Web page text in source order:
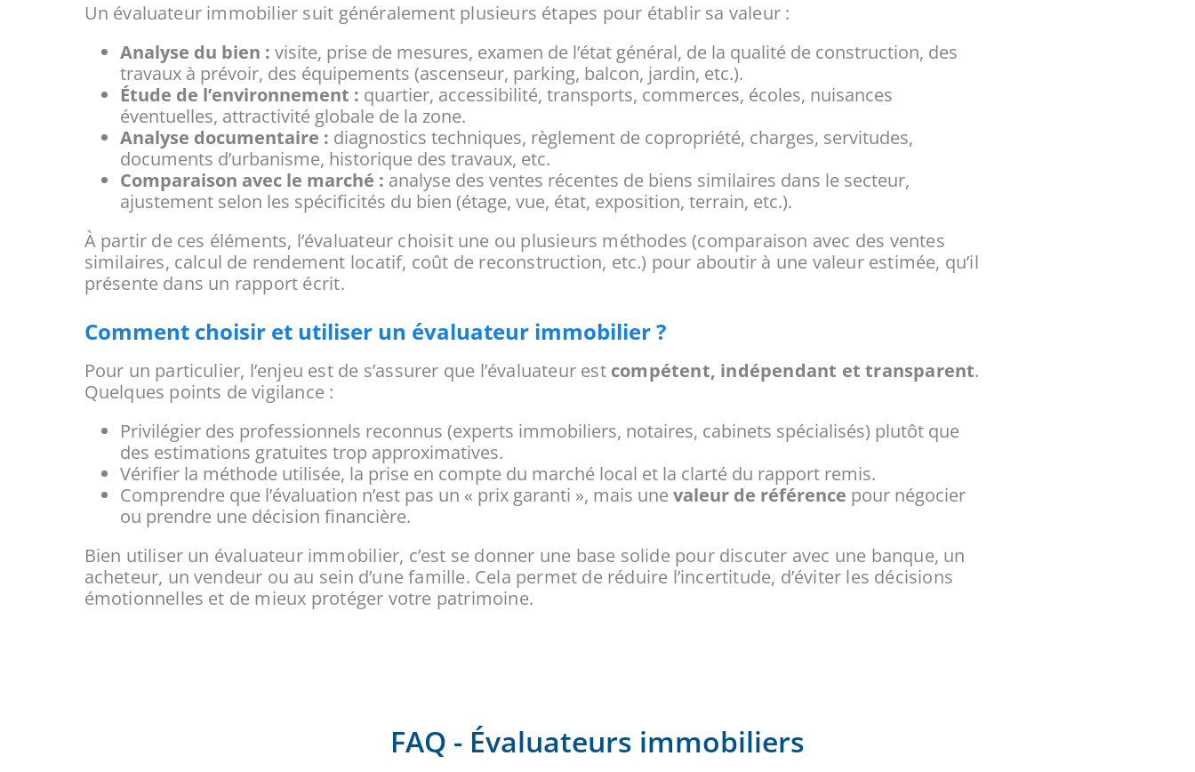
Un évaluateur immobilier suit généralement plusieurs étapes pour établir sa valeur :
Analyse du bien : visite, prise de mesures, examen de l’état général, de la qualité de construction, des
travaux à prévoir, des équipements (ascenseur, parking, balcon, jardin, etc.).
Étude de l’environnement : quartier, accessibilité, transports, commerces, écoles, nuisances
éventuelles, attractivité globale de la zone.
Analyse documentaire : diagnostics techniques, règlement de copropriété, charges, servitudes,
documents d’urbanisme, historique des travaux, etc.
Comparaison avec le marché : analyse des ventes récentes de biens similaires dans le secteur,
ajustement selon les spécificités du bien (étage, vue, état, exposition, terrain, etc.).
À partir de ces éléments, l’évaluateur choisit une ou plusieurs méthodes (comparaison avec des ventes
similaires, calcul de rendement locatif, coût de reconstruction, etc.) pour aboutir à une valeur estimée, qu’il
présente dans un rapport écrit.
Comment choisir et utiliser un évaluateur immobilier ?
Pour un particulier, l’enjeu est de s’assurer que l’évaluateur est compétent, indépendant et transparent.
Quelques points de vigilance :
Privilégier des professionnels reconnus (experts immobiliers, notaires, cabinets spécialisés) plutôt que
des estimations gratuites trop approximatives.
Vérifier la méthode utilisée, la prise en compte du marché local et la clarté du rapport remis.
Comprendre que l’évaluation n’est pas un « prix garanti », mais unevaleur de référence pour négocier
ou prendre une décision financière.
Bien utiliser un évaluateur immobilier, c’est se donner une base solide pour discuter avec une banque, un
acheteur, un vendeur ou au sein d’une famille. Cela permet de réduire l’incertitude, d’éviter les décisions
émotionnelles et de mieux protéger votre patrimoine.
FAQ - Évaluateurs immobiliers